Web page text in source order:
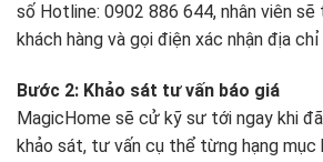
số Hotline: 0902 886 644, nhân viên
khách hàng và gọi điện xác nhận địa
Bước 2: Khảo sát tư vấn báo giá
MagicHome sẽ cử kỹ sư tới ngay khi
khảo sát, tư vấn cụ thể từng hạng mục